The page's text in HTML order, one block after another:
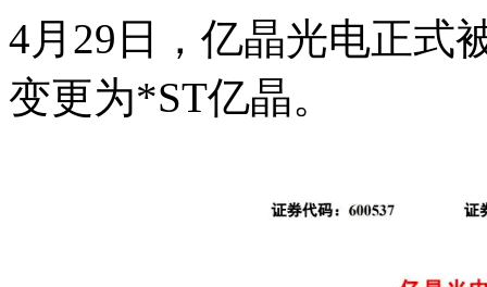
4月29日，亿晶光电正式
变更为*ST亿晶。